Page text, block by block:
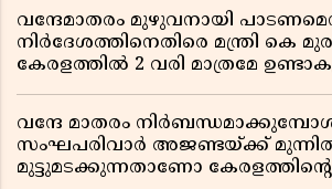
വന്ദേമാതരം മുഴുവനായി
നിർദേശത്തിനെതിരെ മന്ത്രി കെ
കേരളത്തിൽ 2 വരി മാത്രമേ
വന്ദേ മാതരം
സംഘപരിവാർ അജണ്ടയ്ക്ക്
മുട്ടുമടക്കുന്നതാണോ